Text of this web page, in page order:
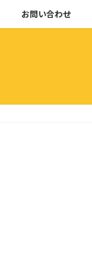
お問い合わせ